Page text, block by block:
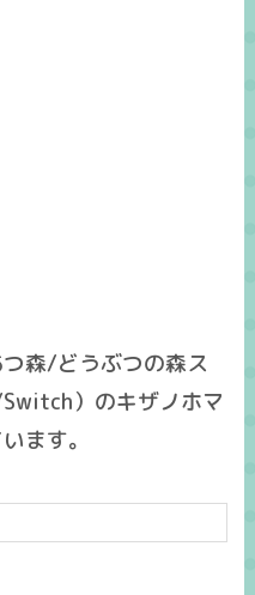
森/どうぶつの森ス
）のキザノホマ
ます。